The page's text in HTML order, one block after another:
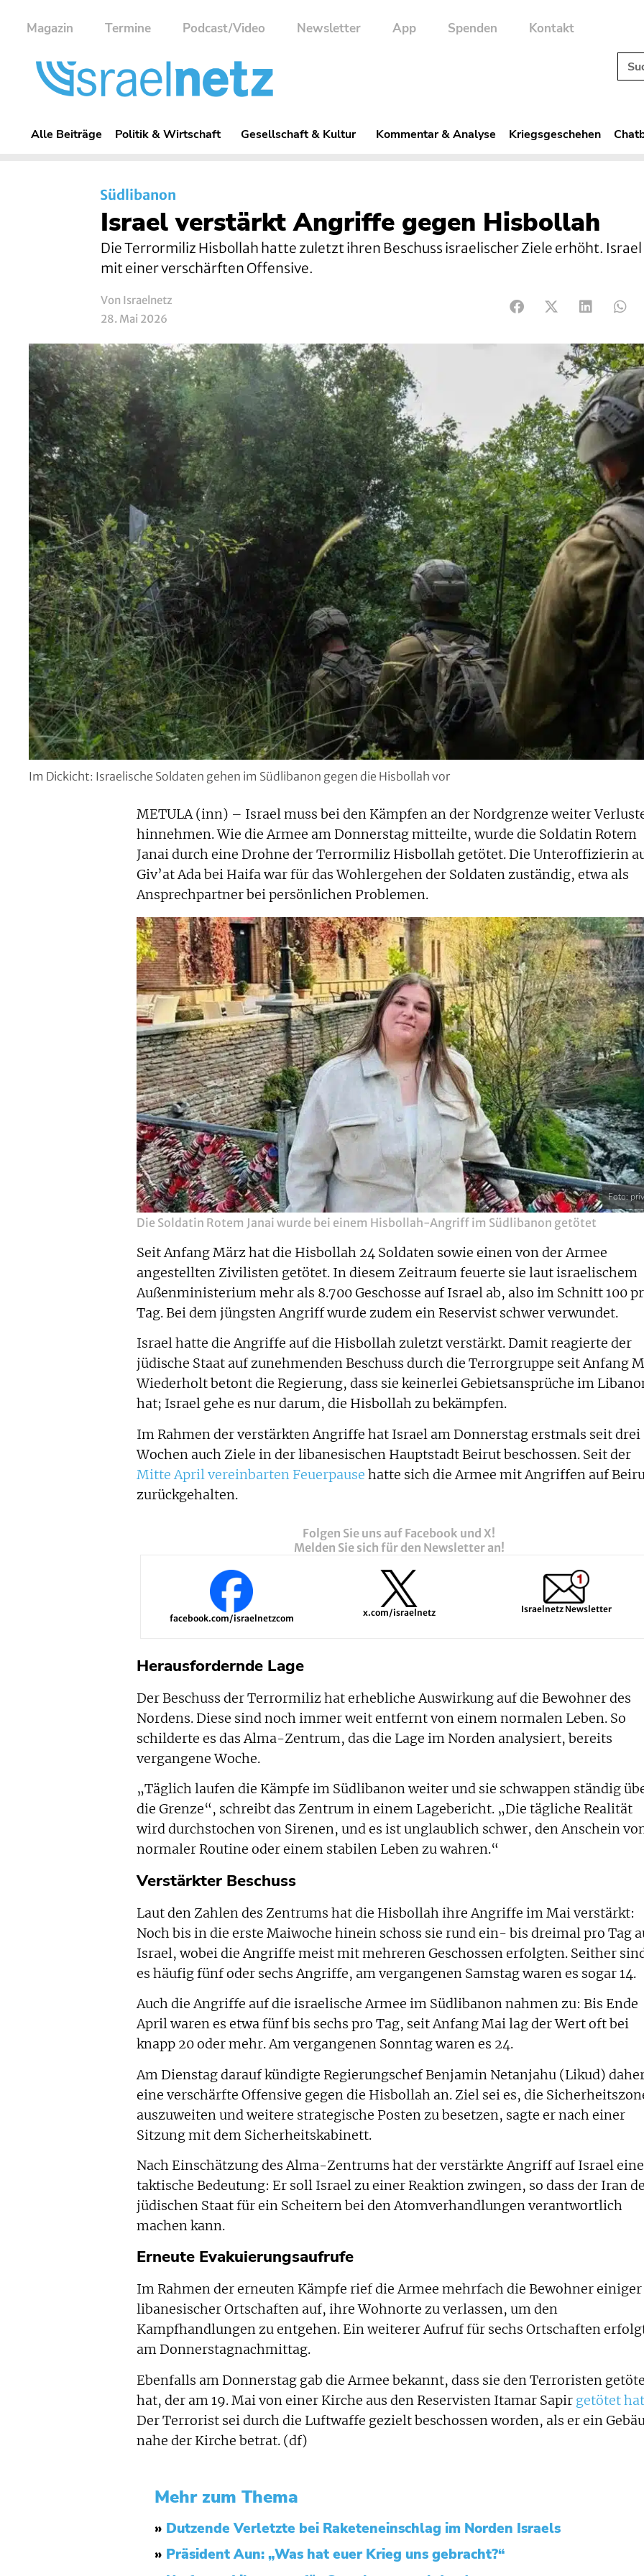
Magazin Termine Podcast/Video Newsletter App Spenden Kontakt
Alle Beiträge Politik & Wirtschaft Gesellschaft & Kultur Kommentar & Analyse Kriegsgeschehen
Südlibanon
Israel verstärkt Angriffe gegen Hisbollah
Die Terrormiliz Hisbollah hatte zuletzt ihren Beschuss israelischer Ziele erhöht.
mit einer verschärften Offensive.
Von Israelnetz
28. Mai 2026
Im Dickicht: Israelische Soldaten gehen im Südlibanon gegen die Hisbollah vor
METULA (inn) – Israel muss bei den Kämpfen an der Nordgrenze weiter
hinnehmen. Wie die Armee am Donnerstag mitteilte, wurde die Soldatin Rotem
Janai durch eine Drohne der Terrormiliz Hisbollah getötet. Die Unteroffizierin
Giv’at Ada bei Haifa war für das Wohlergehen der Soldaten zuständig, etwa als
Ansprechpartner bei persönlichen Problemen.
Foto:
Die Soldatin Rotem Janai wurde bei einem Hisbollah-Angriff im Südlibanon getötet
Seit Anfang März hat die Hisbollah 24 Soldaten sowie einen von der Armee
angestellten Zivilisten getötet. In diesem Zeitraum feuerte sie laut israelischem
Außenministerium mehr als 8.700 Geschosse auf Israel ab, also im Schnitt 100
Tag. Bei dem jüngsten Angriff wurde zudem ein Reservist schwer verwundet.
Israel hatte die Angriffe auf die Hisbollah zuletzt verstärkt. Damit reagierte der
jüdische Staat auf zunehmenden Beschuss durch die Terrorgruppe seit Anfang
Wiederholt betont die Regierung, dass sie keinerlei Gebietsansprüche im
hat; Israel gehe es nur darum, die Hisbollah zu bekämpfen.
Im Rahmen der verstärkten Angriffe hat Israel am Donnerstag erstmals seit drei
Wochen auch Ziele in der libanesischen Hauptstadt Beirut beschossen. Seit der
Mitte April vereinbarten Feuerpause hatte sich die Armee mit Angriffen auf
zurückgehalten.
Folgen Sie uns auf Facebook und X!
Melden Sie sich für den Newsletter an!
facebook.com/israelnetzcom x.com/israelnetz Israelnetz Newsletter
Herausfordernde Lage
Der Beschuss der Terrormiliz hat erhebliche Auswirkung auf die Bewohner des
Nordens. Diese sind noch immer weit entfernt von einem normalen Leben. So
schilderte es das Alma-Zentrum, das die Lage im Norden analysiert, bereits
vergangene Woche.
„Täglich laufen die Kämpfe im Südlibanon weiter und sie schwappen ständig
die Grenze“, schreibt das Zentrum in einem Lagebericht. „Die tägliche Realität
wird durchstochen von Sirenen, und es ist unglaublich schwer, den Anschein
normaler Routine oder einem stabilen Leben zu wahren.“
Verstärkter Beschuss
Laut den Zahlen des Zentrums hat die Hisbollah ihre Angriffe im Mai verstärkt:
Noch bis in die erste Maiwoche hinein schoss sie rund ein- bis dreimal pro Tag
Israel, wobei die Angriffe meist mit mehreren Geschossen erfolgten. Seither
es häufig fünf oder sechs Angriffe, am vergangenen Samstag waren es sogar 14.
Auch die Angriffe auf die israelische Armee im Südlibanon nahmen zu: Bis Ende
April waren es etwa fünf bis sechs pro Tag, seit Anfang Mai lag der Wert oft bei
knapp 20 oder mehr. Am vergangenen Sonntag waren es 24.
Am Dienstag darauf kündigte Regierungschef Benjamin Netanjahu (Likud)
eine verschärfte Offensive gegen die Hisbollah an. Ziel sei es, die
auszuweiten und weitere strategische Posten zu besetzen, sagte er nach einer
Sitzung mit dem Sicherheitskabinett.
Nach Einschätzung des Alma-Zentrums hat der verstärkte Angriff auf Israel eine
taktische Bedeutung: Er soll Israel zu einer Reaktion zwingen, so dass der Iran
jüdischen Staat für ein Scheitern bei den Atomverhandlungen verantwortlich
machen kann.
Erneute Evakuierungsaufrufe
Im Rahmen der erneuten Kämpfe rief die Armee mehrfach die Bewohner einiger
libanesischer Ortschaften auf, ihre Wohnorte zu verlassen, um den
Kampfhandlungen zu entgehen. Ein weiterer Aufruf für sechs Ortschaften
am Donnerstagnachmittag.
Ebenfalls am Donnerstag gab die Armee bekannt, dass sie den Terroristen
hat, der am 19. Mai von einer Kirche aus den Reservisten Itamar Sapir getötet
Der Terrorist sei durch die Luftwaffe gezielt beschossen worden, als er ein
nahe der Kirche betrat. (df)
Mehr zum Thema
» Dutzende Verletzte bei Raketeneinschlag im Norden Israels
» Präsident Aun: „Was hat euer Krieg uns gebracht?“